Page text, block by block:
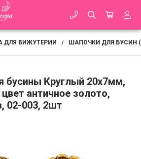
ДЛЯ БИЖУТЕРИИ / ШАПОЧКИ ДЛЯ БУСИН
бусины Круглый 20х7мм,
античное золото,
02-003, 2шт